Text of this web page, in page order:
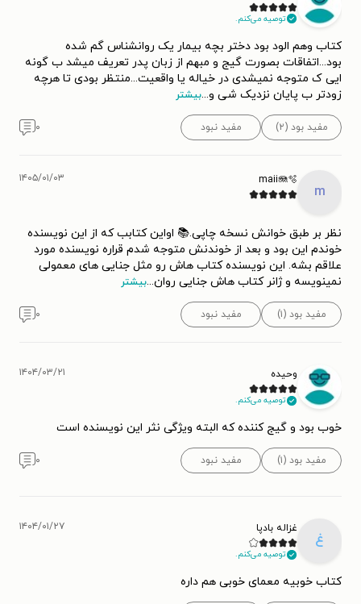
توصیه می‌کنم.
کتاب وهم الود بود دختر بچه بیمار یک روانشناس گم شده
بود...اتفاقات بصورت گیج و مبهم از زبان پدر تعریف میشد ب گونه
ایی ک متوجه نمیشدی در خیاله یا واقعیت...منتظر بودی تا هرچه
زودتر ب پایان نزدیک شی و...بیشتر
مفید بود (۲) مفید نبود ۰
m
maii🪼🫧 ۱۴۰۵/۰۱/۰۳
نظر بر طبق خوانش نسخه چاپی.📚 اواین کتابب که از این نویسنده
خوندم این بود و بعد از خوندنش متوجه شدم قراره نویسنده مورد
علاقم بشه. این نویسنده کتاب هاش رو مثل جنایی های معمولی
نمینویسه و ژانر کتاب هاش جنایی روان...بیشتر
مفید بود (۱) مفید نبود ۰
وحیده
توصیه می‌کنم.
۱۴۰۴/۰۳/۲۱
خوب بود و گیج کننده که البته ویژگی نثر این نویسنده است
مفید بود (۱) مفید نبود ۰
غ
غزاله بادپا
توصیه می‌کنم.
۱۴۰۴/۰۱/۲۷
کتاب خوبیه معمای خوبی هم داره